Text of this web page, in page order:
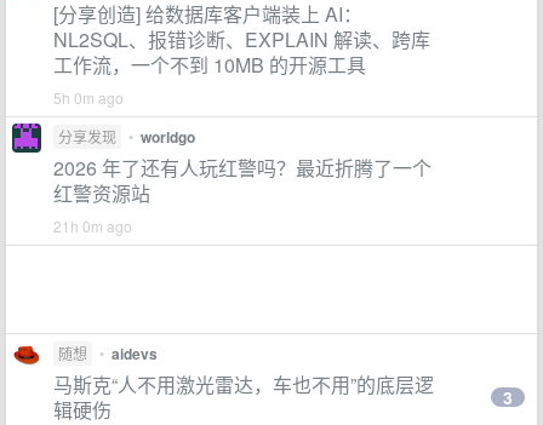
[分享创造] 给数据库客户端装上 AI：
NL2SQL、报错诊断、EXPLAIN 解读、跨库
工作流，一个不到 10MB 的开源工具
5h 0m ago
分享发现
• worldgo
2026 年了还有人玩红警吗？最近折腾了一个
红警资源站
21h 0m ago
随想 • aidevs
马斯克“人不用激光雷达，车也不用”的底层逻
辑硬伤
3